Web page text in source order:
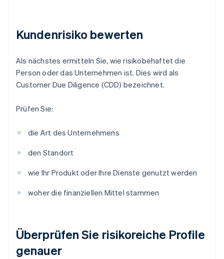
Kundenrisiko bewerten
Als nächstes ermitteln Sie, wie risikobehaftet die
Person oder das Unternehmen ist. Dies wird als
Customer Due Diligence (CDD) bezeichnet.
Prüfen Sie:
die Art des Unternehmens
den Standort
wie Ihr Produkt oder Ihre Dienste genutzt werden
woher die finanziellen Mittel stammen
Überprüfen Sie risikoreiche Profile
genauer